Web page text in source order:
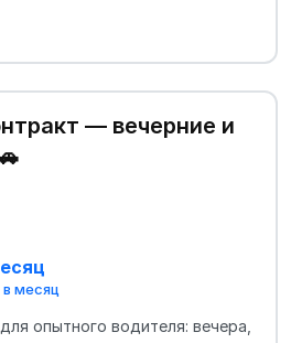
— вечерние и
месяц
опытного водителя: вечера,